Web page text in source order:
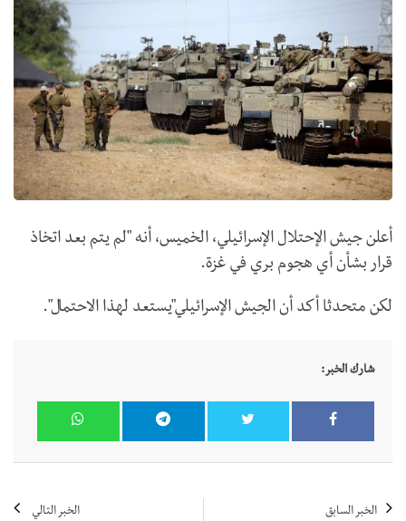
أعلن جيش الإحتلال الإسرائيلي، الخميس، أنه "لم يتم بعد اتخاذ
قرار بشأن أي هجوم بري في غزة.
لكن متحدثا أكد أن الجيش الإسرائيلي"يستعد لهذا الاحتمال".
شارك الخبر:
الخبر السابق الخبر التالي